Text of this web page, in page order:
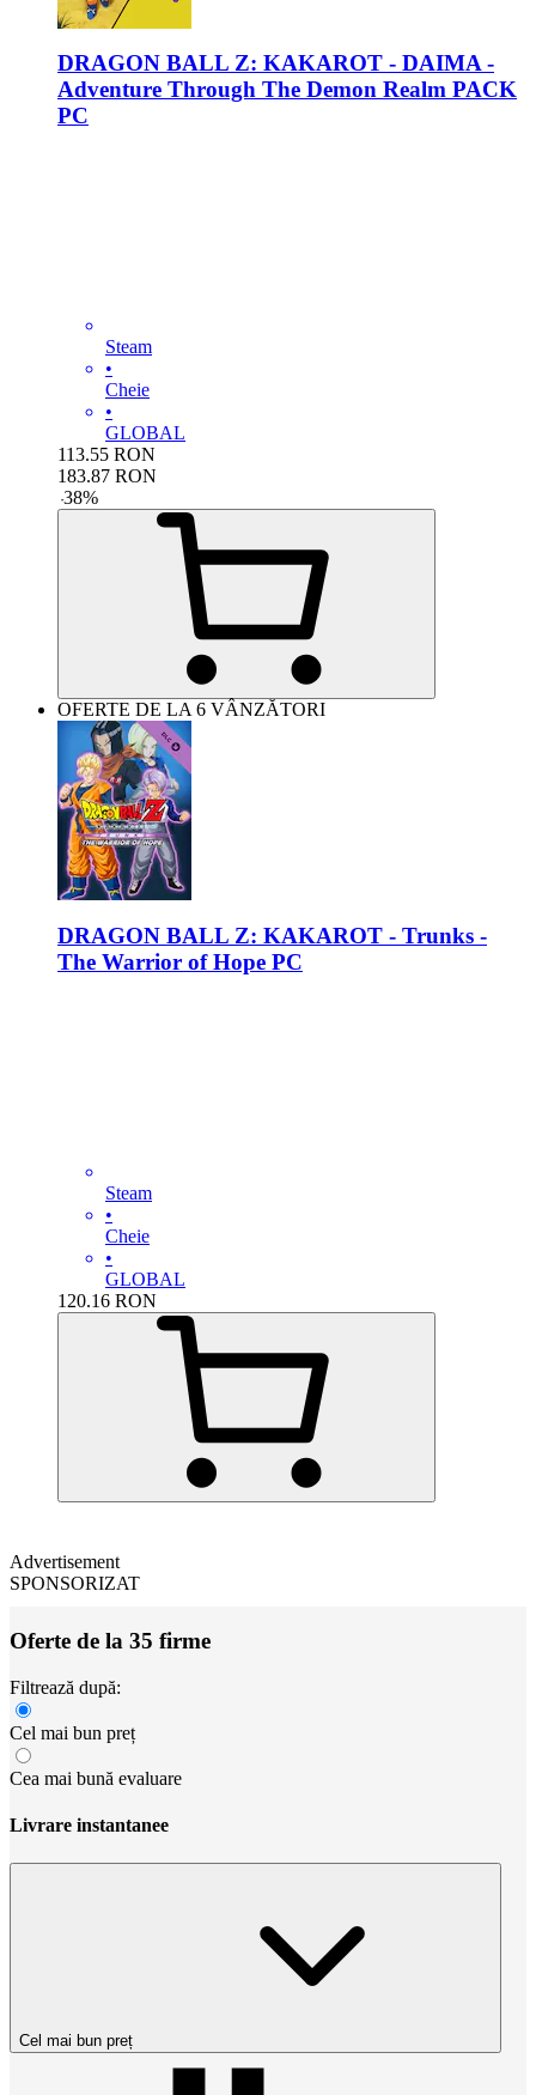
DRAGON BALL Z: KAKAROT - DAIMA -
Adventure Through The Demon Realm PACK
PC
Steam
•
Cheie
•
GLOBAL
113.55 RON
183.87 RON
-38%
OFERTE DE LA 6 VÂNZĂTORI
DRAGON BALL Z: KAKAROT - Trunks -
The Warrior of Hope PC
Steam
•
Cheie
•
GLOBAL
120.16 RON
Advertisement
SPONSORIZAT
Oferte de la 35 firme
Filtrează după:
Cel mai bun preț
Cea mai bună evaluare
Livrare instantanee
Cel mai bun preț